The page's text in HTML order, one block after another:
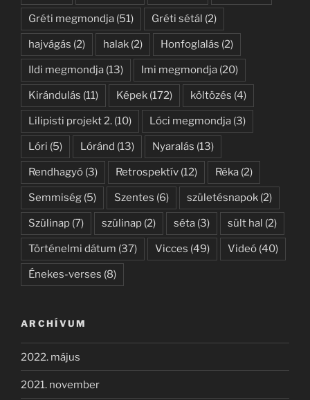
Gréti megmondja (51) Gréti sétál (2)
hajvágás (2) halak (2) Honfoglalás (2)
Ildi megmondja (13) Imi megmondja (20)
Kirándulás (11) Képek (172) költözés (4)
Lilipisti projekt 2. (10) Lóci megmondja (3)
Lóri (5) Lóránd (13) Nyaralás (13)
Rendhagyó (3) Retrospektív (12) Réka (2)
Semmiség (5) Szentes (6) születésnapok (2)
Szülinap (7) szülinap (2) séta (3) sült hal (2)
Történelmi dátum (37) Vicces (49) Videó (40)
Énekes-verses (8)
ARCHÍVUM
2022. május
2021. november